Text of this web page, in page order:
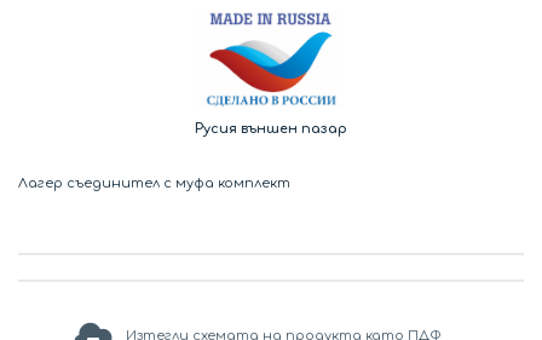
Русия външен пазар
Лагер съединител с муфа комплект
Изтегли схемата на продукта като ПДФ